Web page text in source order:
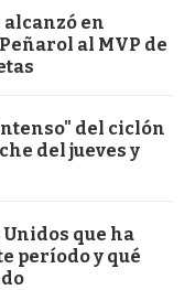
alcanzó en
al MVP de
del ciclón
del jueves y
que ha
período y qué